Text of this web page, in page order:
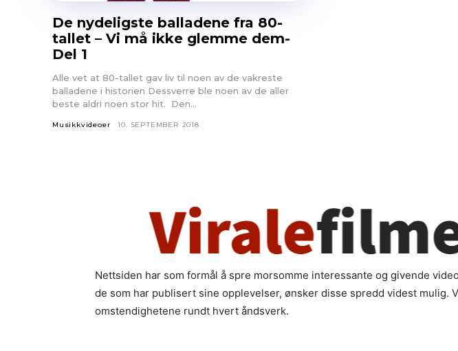
De nydeligste balladene fra 80-
tallet – Vi må ikke glemme dem-
Del 1
Alle vet at 80-tallet gav liv til noen av de vakreste
balladene i historien Dessverre ble noen av de aller
beste aldri noen stor hit. Den...
Musikkvideoer 10. SEPTEMBER 2018
Nettsiden har som formål å spre morsomme interessante og givende
de som har publisert sine opplevelser, ønsker disse spredd videst mulig.
omstendighetene rundt hvert åndsverk.